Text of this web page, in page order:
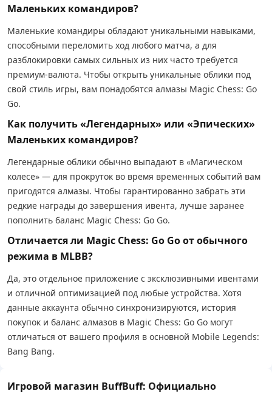
Маленьких командиров?
Маленькие командиры обладают уникальными навыками,
способными переломить ход любого матча, а для
разблокировки самых сильных из них часто требуется
премиум-валюта. Чтобы открыть уникальные облики под
свой стиль игры, вам понадобятся алмазы Magic Chess: Go
Go.
Как получить «Легендарных» или «Эпических»
Маленьких командиров?
Легендарные облики обычно выпадают в «Магическом
колесе» — для прокруток во время временных событий вам
пригодятся алмазы. Чтобы гарантированно забрать эти
редкие награды до завершения ивента, лучше заранее
пополнить баланс Magic Chess: Go Go.
Отличается ли Magic Chess: Go Go от обычного
режима в MLBB?
Да, это отдельное приложение с эксклюзивными ивентами
и отличной оптимизацией под любые устройства. Хотя
данные аккаунта обычно синхронизируются, история
покупок и баланс алмазов в Magic Chess: Go Go могут
отличаться от вашего профиля в основной Mobile Legends:
Bang Bang.
Игровой магазин BuffBuff: Официально